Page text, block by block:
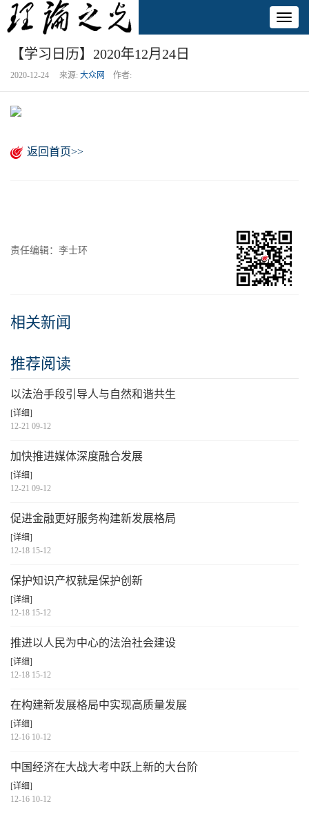
【学习日历】2020年12月24日
2020-12-24 来源: 大众网 作者:
返回首页>>
责任编辑：李士环
相关新闻
推荐阅读
以法治手段引导人与自然和谐共生
[详细]
12-21 09-12
加快推进媒体深度融合发展
[详细]
12-21 09-12
促进金融更好服务构建新发展格局
[详细]
12-18 15-12
保护知识产权就是保护创新
[详细]
12-18 15-12
推进以人民为中心的法治社会建设
[详细]
12-18 15-12
在构建新发展格局中实现高质量发展
[详细]
12-16 10-12
中国经济在大战大考中跃上新的大台阶
[详细]
12-16 10-12